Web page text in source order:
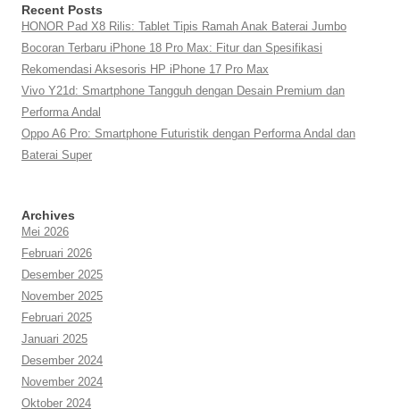
Recent Posts
HONOR Pad X8 Rilis: Tablet Tipis Ramah Anak Baterai Jumbo
Bocoran Terbaru iPhone 18 Pro Max: Fitur dan Spesifikasi
Rekomendasi Aksesoris HP iPhone 17 Pro Max
Vivo Y21d: Smartphone Tangguh dengan Desain Premium dan
Performa Andal
Oppo A6 Pro: Smartphone Futuristik dengan Performa Andal dan
Baterai Super
Archives
Mei 2026
Februari 2026
Desember 2025
November 2025
Februari 2025
Januari 2025
Desember 2024
November 2024
Oktober 2024